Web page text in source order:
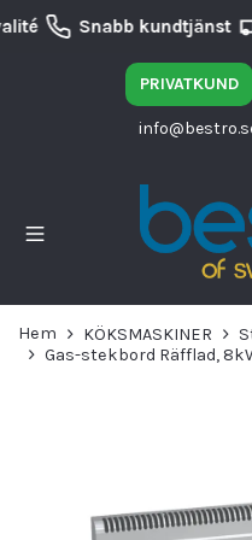
Snabb kundtjänst
PRIVATKUND
Hem KÖKSMASKINER
Gas-stekbord Räfflad,